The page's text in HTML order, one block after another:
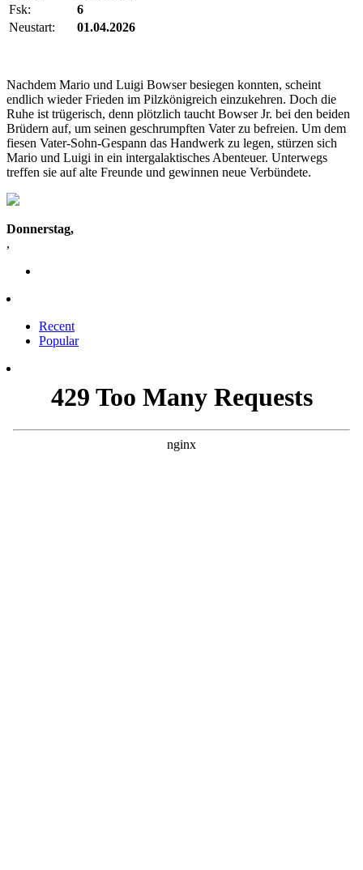
Fsk:
6
Neustart:
01.04.2026
Nachdem Mario und Luigi Bowser besiegen konnten, scheint
endlich wieder Frieden im Pilzkönigreich einzukehren. Doch die
Ruhe ist trügerisch, denn plötzlich taucht Bowser Jr. bei den beiden
Brüdern auf, um seinen geschrumpften Vater zu befreien. Um dem
fiesen Vater-Sohn-Gespann das Handwerk zu legen, stürzen sich
Mario und Luigi in ein intergalaktisches Abenteuer. Unterwegs
treffen sie auf alte Freunde und gewinnen neue Verbündete.
Donnerstag,
,
Recent
Popular